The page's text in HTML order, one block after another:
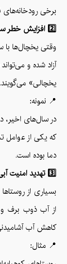
برخی
2️⃣ افزایش خطر سیلاب‌های ناگهانی
وقتی یخچال‌ها با
آزاد شده و
یخچالی» می‌گویند.
📍 نمونه:
در سال‌های اخیر،
که یکی از عوامل
دما بوده است.
3️⃣ تهدید امنیت آبی شهرها و روستاهای کوهپایه‌ای
بسیاری از
از آب ذوب برف
کاهش آب
📍 مثال: